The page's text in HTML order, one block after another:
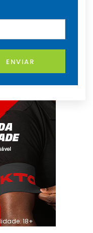
ENVIAR
18+